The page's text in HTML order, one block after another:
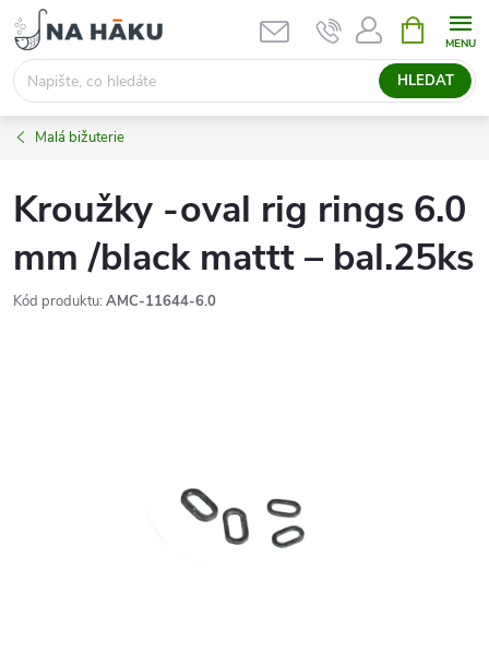
Přejít
na
obsah
HLEDAT
NÁKUPNÍ
KOŠÍK
Malá bižuterie
Kroužky -oval rig rings 6.0
mm /black mattt – bal.25ks
Kód produktu: AMC-11644-6.0